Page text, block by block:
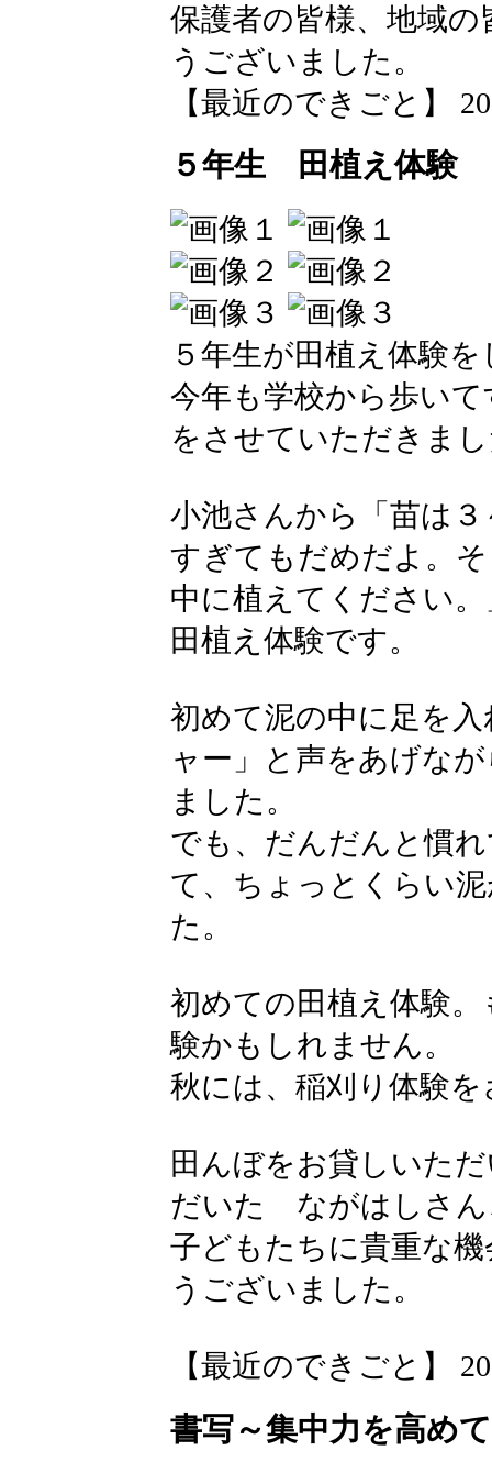
保護者の皆様、地域
うございました。
【最近のできごと】
５年生 田植え体験
５年生が田植え体験
今年も学校から歩い
をさせていただきま
小池さんから「苗は
すぎてもだめだよ。
中に植えてください
田植え体験です。
初めて泥の中に足を
ャー」と声をあげな
ました。
でも、だんだんと慣
て、ちょっとくらい
た。
初めての田植え体験
験かもしれません。
秋には、稲刈り体験
田んぼをお貸しいた
だいた ながはしさん
子どもたちに貴重な
うございました。
【最近のできごと】
書写～集中力を高め